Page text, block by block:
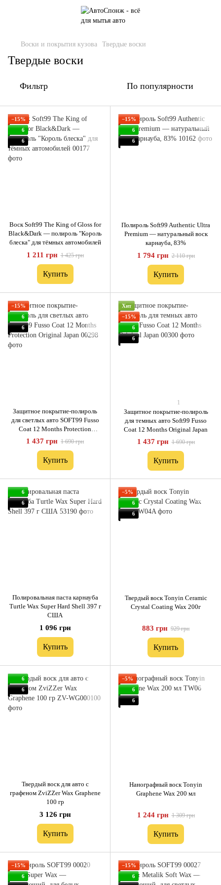
Воски и покрытия кузова Твердые воски
Твердые воски
Фильтр По популярности
−15%
6
6
Воск Soft99 The King of Gloss for
Black&Dark — полироль "Король
блеска" для тёмных автомобилей
1 211 грн 1 425 грн
Купить
−15%
6
6
Полироль Soft99 Authentic Ultra
Premium — натуральный воск
карнауба, 83%
1 794 грн 2 110 грн
Купить
−15%
6
6
Защитное покрытие-полироль
для светлых авто SOFT99 Fusso
Coat 12 Months Protection
Original Japan
1 437 грн 1 690 грн
Купить
Хит
−15%
6
6
1
Защитное покрытие-полироль
для темных авто Soft99 Fusso
Coat 12 Months Original Japan
1 437 грн 1 690 грн
Купить
6
6
Полировальная паста карнауба
Turtle Wax Super Hard Shell 397 г
США
1 096 грн
Купить
−5%
6
6
Твердый воск Tonyin Ceramic
Crystal Coating Wax 200г
883 грн 929 грн
Купить
6
6
Твердый воск для авто с
графеном ZviZZer Wax Graphene
100 гр
3 126 грн
Купить
−5%
6
6
Нанографный воск Tonyin
Graphene Wax 200 мл
1 244 грн 1 309 грн
Купить
−15%
6
−15%
6